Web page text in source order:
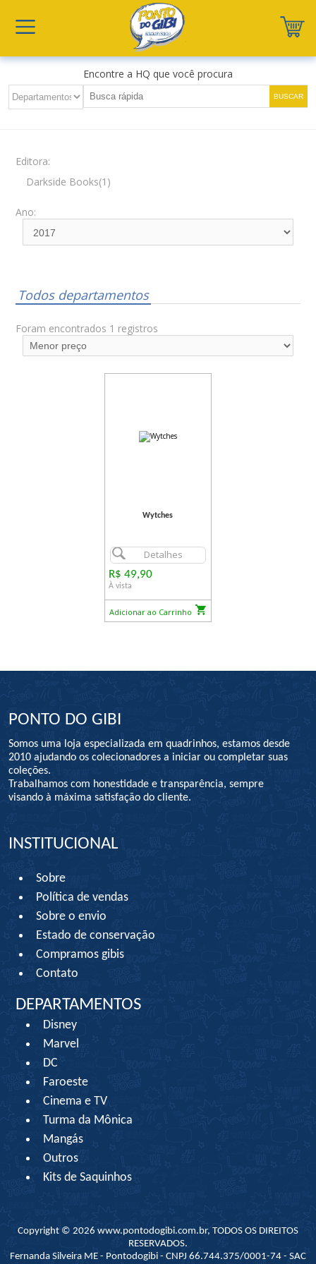
Encontre a HQ que você procura
Editora:
Darkside Books(1)
Ano:
Todos departamentos
Foram encontrados 1 registros
Wytches
Detalhes
R$ 49,90
À vista
Adicionar ao Carrinho
PONTO DO GIBI
Somos uma loja especializada em quadrinhos, estamos desde
2010 ajudando os colecionadores a iniciar ou completar suas
coleções.
Trabalhamos com honestidade e transparência, sempre
visando à máxima satisfação do cliente.
INSTITUCIONAL
Sobre
Política de vendas
Sobre o envio
Estado de conservação
Compramos gibis
Contato
DEPARTAMENTOS
Disney
Marvel
DC
Faroeste
Cinema e TV
Turma da Mônica
Mangás
Outros
Kits de Saquinhos
Copyright © 2026 www.pontodogibi.com.br, TODOS OS DIREITOS
RESERVADOS.
Fernanda Silveira ME - Pontodogibi - CNPJ 66.744.375/0001-74 - SAC